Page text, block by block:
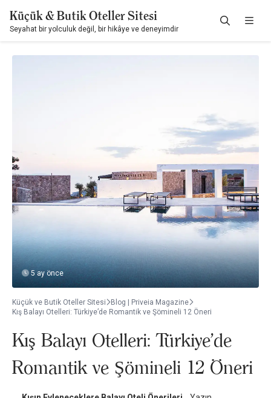
Küçük & Butik Oteller Sitesi
Seyahat bir yolculuk değil, bir hikâye ve deneyimdir
5 ay önce
Küçük ve Butik Oteller Sitesi
Blog | Priveia Magazine
Kış Balayı Otelleri: Türkiye’de Romantik ve Şömineli 12 Öneri
Kış Balayı Otelleri: Türkiye’de
Romantik ve Şömineli 12 Öneri